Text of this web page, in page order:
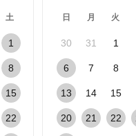
土
1
8
15
22
日 月 火
30 31 1
6 7 8
13 14 15
20 21 22